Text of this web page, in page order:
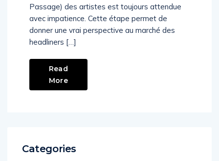
Passage) des artistes est toujours attendue
avec impatience. Cette étape permet de
donner une vrai perspective au marché des
headliners […]
Read
More
Categories